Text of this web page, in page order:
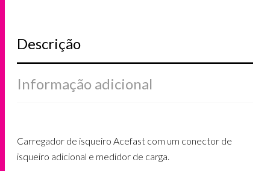
Descrição
Informação adicional
Carregador de isqueiro Acefast com um conector de
isqueiro adicional e medidor de carga.